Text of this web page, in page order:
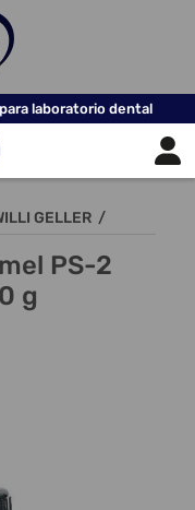
laboratorio dental
GELLER /
PS-2
g